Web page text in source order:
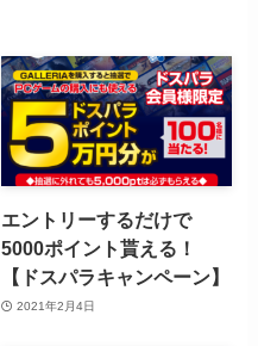
エントリーするだけで
5000ポイント貰える！
【ドスパラキャンペーン】
2021年2月4日